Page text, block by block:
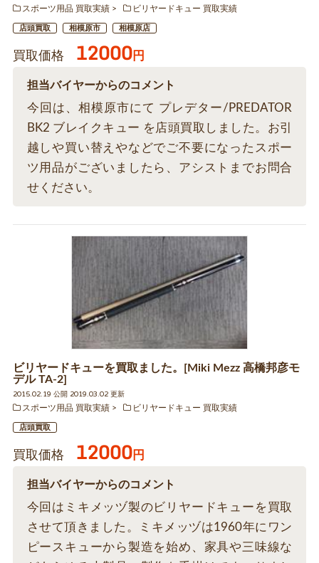
スポーツ用品 買取実績
ビリヤードキュー 買取実績
店頭買取 相模原市 相模原店
買取価格 12000円
担当バイヤーからのコメント
今回は、相模原市にて プレデター/PREDATOR
BK2 ブレイクキュー を店頭買取しました。お引
越しや買い替えやなどでご不要になったスポー
ツ用品がございましたら、アシストまでお問合
せください。
ビリヤードキューを買取ました。[Miki Mezz 高橋邦彦モ
デル TA-2]
2015.02.19 公開 2019.03.02 更新
スポーツ用品 買取実績
ビリヤードキュー 買取実績
店頭買取
買取価格 12000円
担当バイヤーからのコメント
今回はミキメッヅ製のビリヤードキューを買取
させて頂きました。ミキメッヅは1960年にワン
ピースキューから製造を始め、家具や三味線な